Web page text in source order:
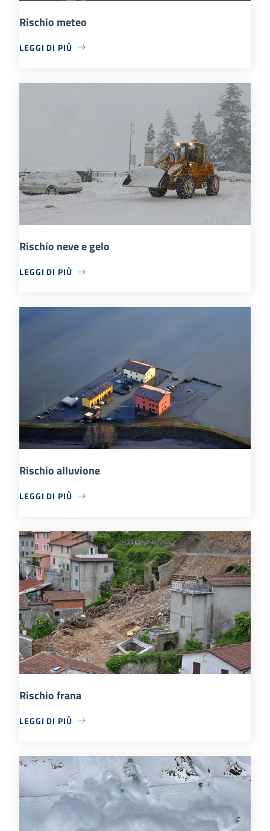
Rischio meteo
LEGGI DI PIÙ
Rischio neve e gelo
LEGGI DI PIÙ
Rischio alluvione
LEGGI DI PIÙ
Rischio frana
LEGGI DI PIÙ